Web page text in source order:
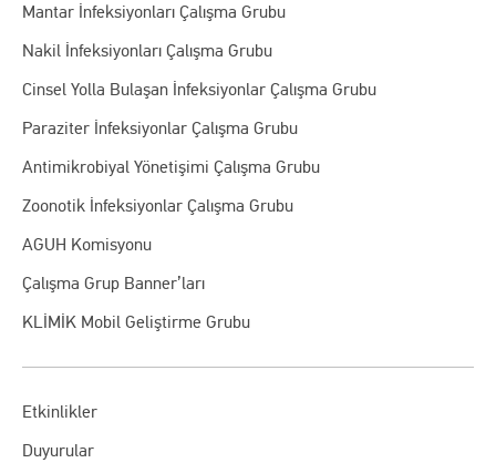
Mantar İnfeksiyonları Çalışma Grubu
Nakil İnfeksiyonları Çalışma Grubu
Cinsel Yolla Bulaşan İnfeksiyonlar Çalışma Grubu
Paraziter İnfeksiyonlar Çalışma Grubu
Antimikrobiyal Yönetişimi Çalışma Grubu
Zoonotik İnfeksiyonlar Çalışma Grubu
AGUH Komisyonu
Çalışma Grup Banner’ları
KLİMİK Mobil Geliştirme Grubu
Etkinlikler
Duyurular